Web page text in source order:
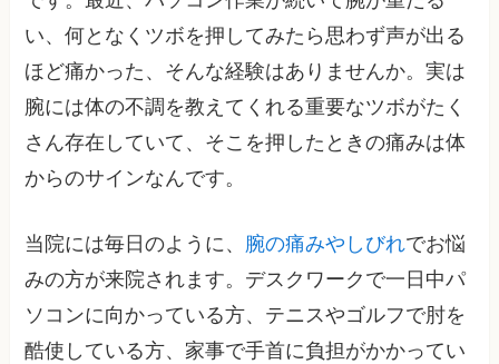
い、何となくツボを押してみたら思わず声が出る
ほど痛かった、そんな経験はありませんか。実は
腕には体の不調を教えてくれる重要なツボがたく
さん存在していて、そこを押したときの痛みは体
からのサインなんです。
当院には毎日のように、 腕の痛みやしびれでお悩
みの方が来院されます。デスクワークで一日中パ
ソコンに向かっている方、テニスやゴルフで肘を
酷使している方、家事で手首に負担がかかってい